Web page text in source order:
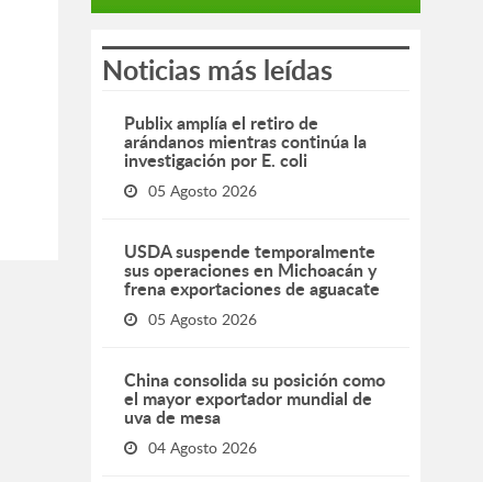
Noticias más leídas
Publix amplía el retiro de
arándanos mientras continúa la
investigación por E. coli
05 Agosto 2026
USDA suspende temporalmente
sus operaciones en Michoacán y
frena exportaciones de aguacate
05 Agosto 2026
China consolida su posición como
el mayor exportador mundial de
uva de mesa
04 Agosto 2026